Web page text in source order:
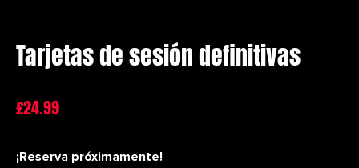
Tarjetas de sesión definitivas
£24.99
¡Reserva próximamente!